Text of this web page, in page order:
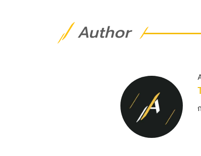
Author